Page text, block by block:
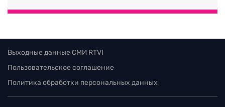
Выходные данные СМИ RTVI
Пользовательское соглашение
Политика обработки персональных данных